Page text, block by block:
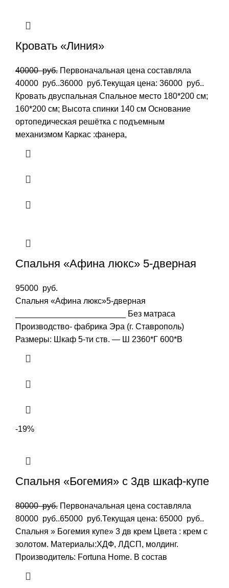
Кровать «Линия»
40000руб. Первоначальная цена составляла
40000 руб..36000 руб.Текущая цена: 36000 руб..
Кровать двуспальная Спальное место 180*200 см;
160*200 см; Высота спинки 140 см Основание
ортопедическая решётка с подъемным
механизмом Каркас :фанера,
Спальня «Афина люкс» 5-дверная
95000 руб.
Спальня «Афина люкс»5-дверная
________________________ Без матраса
Производство- фабрика Эра (г. Ставрополь)
Размеры: Шкаф 5-ти ств. — Ш 2360*Г 600*В
-19%
Спальня «Богемия» с 3дв шкаф-купе
80000руб. Первоначальная цена составляла
80000 руб..65000 руб.Текущая цена: 65000 руб..
Спальня » Богемия купе» 3 дв крем Цвета : крем с
золотом. Материалы:ХДФ, ЛДСП, молдинг.
Производитель: Fortuna Home. В состав